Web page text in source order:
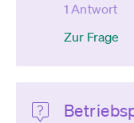
1 Antwort
Zur Frage